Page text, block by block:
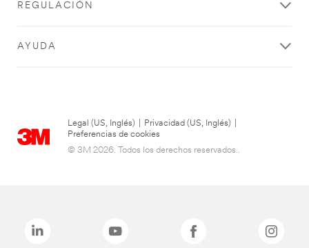
REGULACIÓN
AYUDA
Legal (US, Inglés) Privacidad (US, Inglés)
Preferencias de cookies
© 3M 2026. Todos los derechos reservados..